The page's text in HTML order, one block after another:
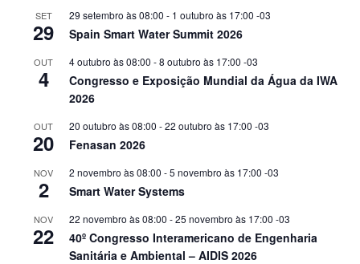
SET
29
29 setembro às 08:00 - 1 outubro às 17:00 -03
Spain Smart Water Summit 2026
OUT
4
4 outubro às 08:00 -8 outubro às 17:00 -03
Congresso e Exposição Mundial da Água da IWA
2026
OUT
20
20 outubro às 08:00 -22 outubro às 17:00 -03
Fenasan 2026
NOV
2
2 novembro às 08:00 -5 novembro às 17:00 -03
Smart Water Systems
NOV
22
22 novembro às 08:00 -25 novembro às 17:00 -03
40º Congresso Interamericano de Engenharia
Sanitária e Ambiental – AIDIS 2026